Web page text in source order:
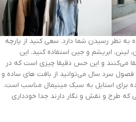
نظر رسیدن شما دارد. سعی کنید از پارچه
لینن، ابریشم و جین استفاده کنید. این
می‌کنند و این حس دقیقا چیزی است که در
فصول سرد سال می‌توانید از بافت های ساده و
برای استایل به سبک مینیمال مناسب است.
که طرح و نقش و نگار دارند جدا خودداری